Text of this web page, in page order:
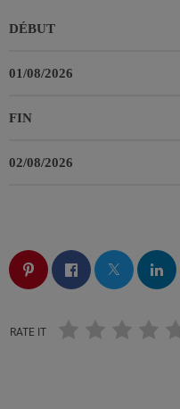
DÉBUT
01/08/2026
FIN
02/08/2026
RATE IT